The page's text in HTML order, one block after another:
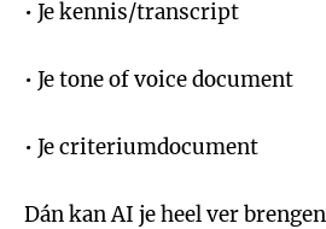
• Je kennis/transcript
• Je tone of voice document
• Je criteriumdocument
Dán kan AI je heel ver